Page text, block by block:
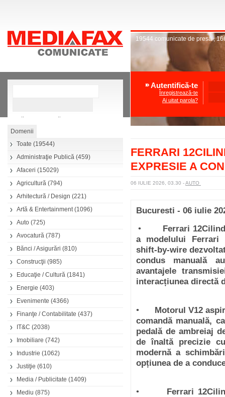
Căutare avansată
Toate (19544)
Administraţie Publică (459)
Afaceri (15029)
Agricultură (794)
Arhitectură / Design (221)
Artă & Entertainment(1096)
Auto (725)
Avocatură (787)
Bănci / Asigurări (810)
Construcţii (985)
Educaţie / Cultură (1841)
Energie (403)
Evenimente (4366)
Finanţe / Contabilitate (437)
IT&C (2038)
Imobiliare (742)
Industrie (1062)
Justiţie (610)
Media / Publicitate (1409)
Mediu (875)
19544 comunicate de presă,
Autentifică-te
Înregistrează-te
Ai uitat parola?
FERRARI
EXPRESIE A
06 IULIE 2026, 03.30 -AUTO
Bucuresti - 06 iulie
•
Ferrari
a modelului Ferrari
shift-by-wire
condus manuală
avantajele
interacțiunea directă
•
Motorul V12
comandă manuală,
pedală de ambreiaj
de înaltă precizie
modernă a
opțiunea de a
•
Ferrari